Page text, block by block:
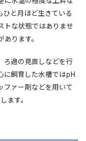
ひと月ほど生きている
トな状態ではありませ
ります。
ろ過の見直しなどを行
に飼育した水槽ではpH
ファー剤などを用いて
ます。